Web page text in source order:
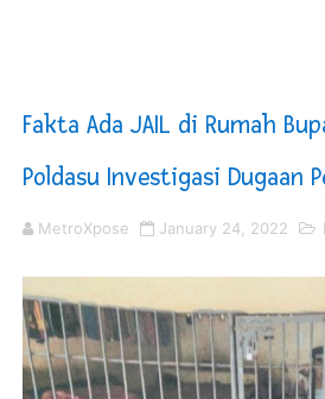
DPRD Madina Setujui Ranperda
Kurve Kecamatan Medan
Optimalkan Efisiensi
Fakta Ada JAIL di Rumah
Poldasu Investigasi Dugaan
MetroXpose January 24, 2022